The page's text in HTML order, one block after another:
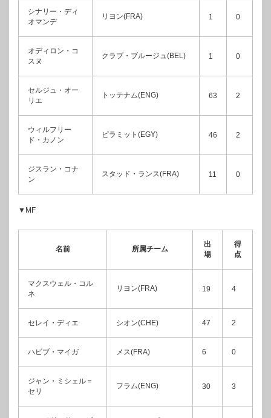
シナリー・ディ
オマンデ
リヨン(FRA) 1 0
オディロン・コ
スヌ
クラブ・ブルージュ(BEL) 1 0
セルジュ・オー
リエ
トッテナム(ENG) 63 2
ウィルフリー
ド・カノン
ピラミット(EGY) 46 2
ジスラン・コナ
ン
スタッド・ランス(FRA) 11 0
▼MF
名前 所属チーム
出
場
得
点
マクスウェル・コル
ネ
リヨン(FRA) 19 4
セレイ・ディエ シオン(CHE) 47 2
ハビブ・マイガ メス(FRA) 6 0
ジャン・ミシェル＝
セリ
フラム(ENG) 30 3